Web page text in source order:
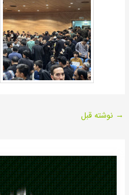
→ نوشته قبل